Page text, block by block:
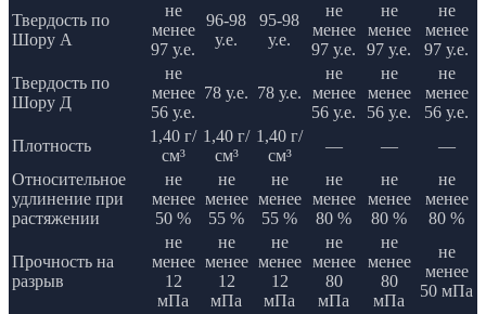
Твердость по
Шору А
не
менее
97 у.е.
96-98
у.е.
95-98
у.е.
не
менее
97 у.е.
не
менее
97 у.е.
не
менее
97 у.е.
Твердость по
Шору Д
не
менее
56 у.е.
78 у.е. 78 у.е.
не
менее
56 у.е.
не
менее
56 у.е.
не
менее
56 у.е.
Плотность
1,40 г/
см³
1,40 г/
см³
1,40 г/
см³
— —
—
Относительное
удлинение при
растяжении
не
менее
50 %
не
менее
55 %
не
менее
55 %
не
менее
80 %
не
менее
80 %
не
менее
80 %
Прочность на
разрыв
не
менее
12
мПа
не
менее
12
мПа
не
менее
12
мПа
не
менее
80
мПа
не
менее
80
мПа
не
менее
50 мПа